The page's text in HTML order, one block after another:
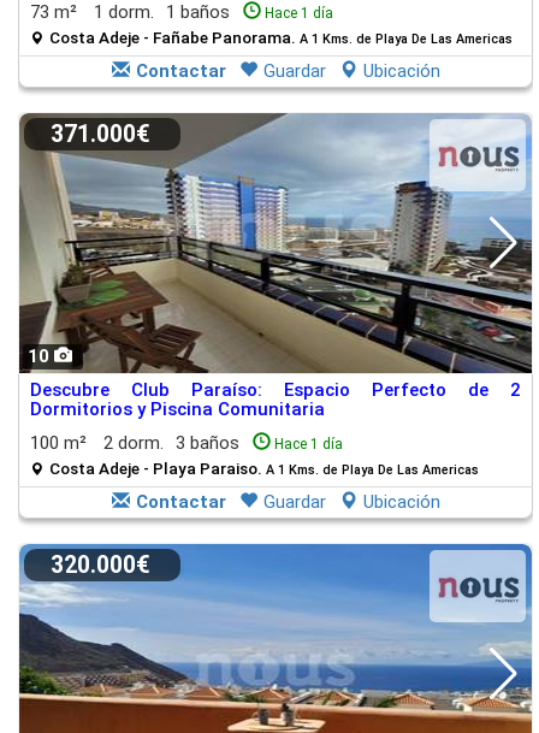
73 m² 1 dorm. 1 baños Hace 1 día
Costa Adeje - Fañabe Panorama. A 1 Kms. de Playa De Las Americas
Contactar Guardar Ubicación
10
371.000€
Descubre Club Paraíso: Espacio Perfecto de 2
Dormitorios y Piscina Comunitaria
100 m²
2 dorm. 3 baños Hace 1 día
Costa Adeje - Playa Paraiso. A 1 Kms. de Playa De Las Americas
Contactar Guardar Ubicación
320.000€